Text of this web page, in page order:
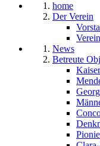
home
Der Verein
News
Betreute